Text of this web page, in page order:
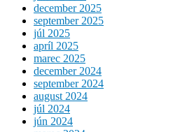
december 2025
september 2025
júl 2025
apríl 2025
marec 2025
december 2024
september 2024
august 2024
júl 2024
jún 2024